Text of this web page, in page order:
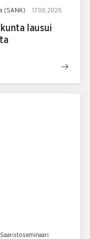
(SANK) 17.06.2026
lausui